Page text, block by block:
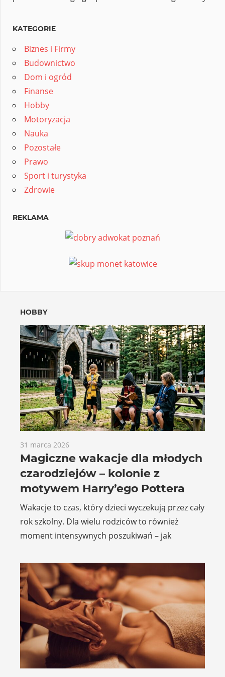
KATEGORIE
Biznes i Firmy
Budownictwo
Dom i ogród
Finanse
Hobby
Motoryzacja
Nauka
Pozostałe
Prawo
Sport i turystyka
Zdrowie
REKLAMA
HOBBY
31 marca 2026
Magiczne wakacje dla młodych
czarodziejów – kolonie z
motywem Harry’ego Pottera
Wakacje to czas, który dzieci wyczekują przez cały
rok szkolny. Dla wielu rodziców to również
moment intensywnych poszukiwań – jak